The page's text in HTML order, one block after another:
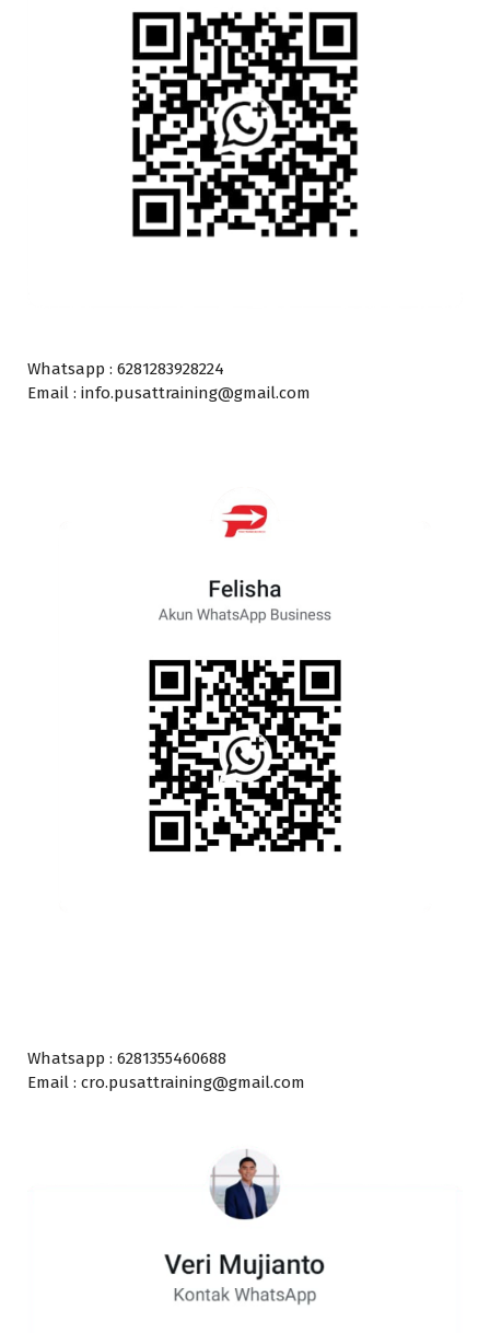
Whatsapp : 6281283928224
Email : info.pusattraining@gmail.com
Whatsapp : 6281355460688
Email : cro.pusattraining@gmail.com